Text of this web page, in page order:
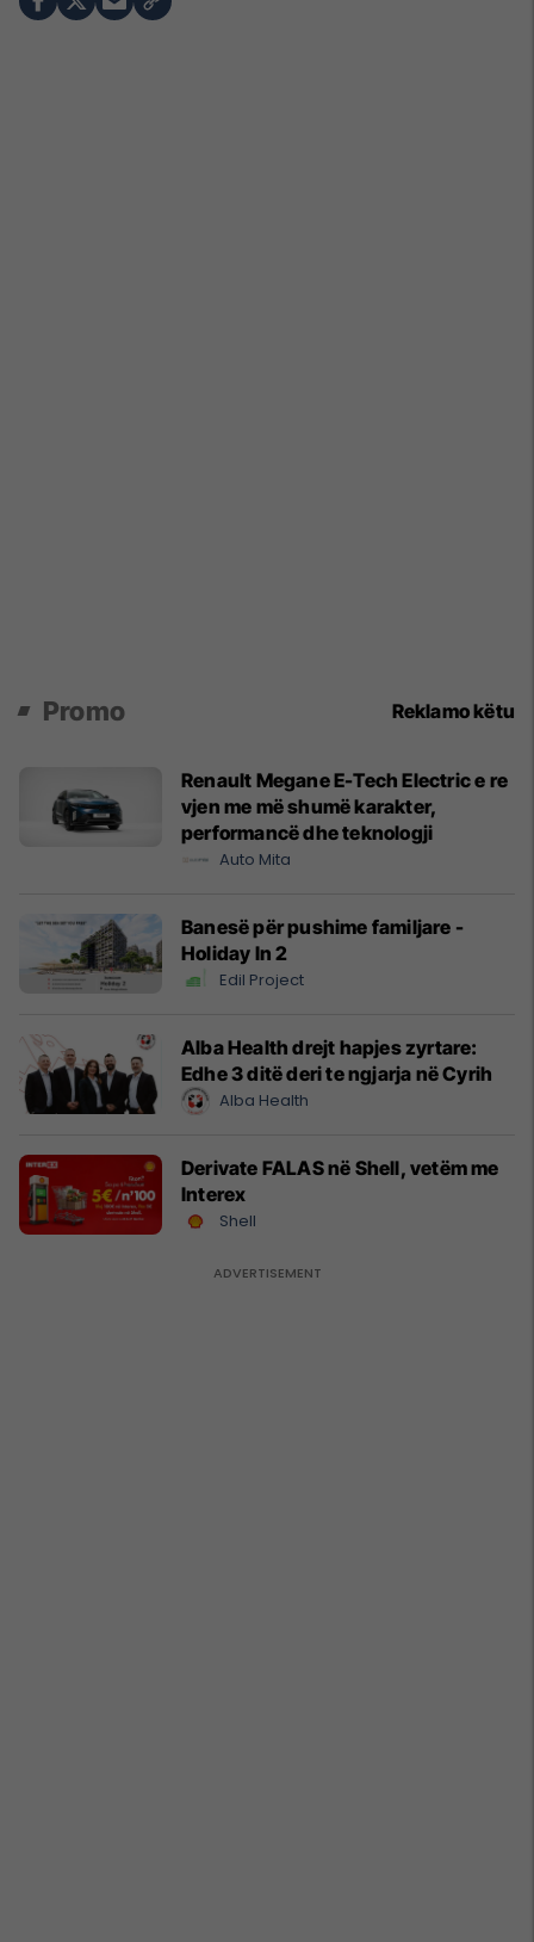
Promo Reklamo këtu
Renault Megane E-Tech Electric e re
vjen me më shumë karakter,
performancë dhe teknologji
Auto Mita
Banesë për pushime familjare -
Holiday In 2
Edil Project
Alba Health drejt hapjes zyrtare:
Edhe 3 ditë deri te ngjarja në Cyrih
Alba Health
Derivate FALAS në Shell, vetëm me
Interex
Shell